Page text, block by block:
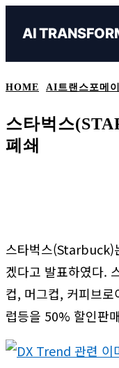
AI
HOME AI트랜스포메
스타벅스
폐쇄
스타벅스(Starbuck)
겠다고 발표하였다.
컵, 머그컵, 커피브
럽등을 50% 할인판